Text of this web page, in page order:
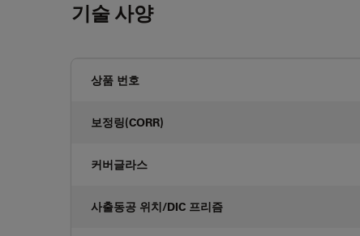
기술 사양
상품 번호
보정링(CORR)
커버글라스
사출동공 위치/DIC 프리즘